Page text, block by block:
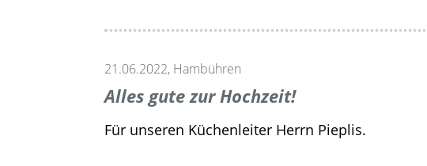
21.06.2022, Hambühren
Alles gute zur Hochzeit!
Für unseren Küchenleiter Herrn Pieplis.